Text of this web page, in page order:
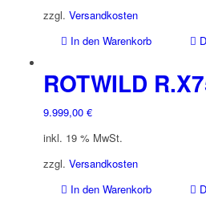
zzgl. Versandkosten
In den Warenkorb
ROTWILD
9.999,00 €
inkl. 19 % MwSt.
zzgl. Versandkosten
In den Warenkorb